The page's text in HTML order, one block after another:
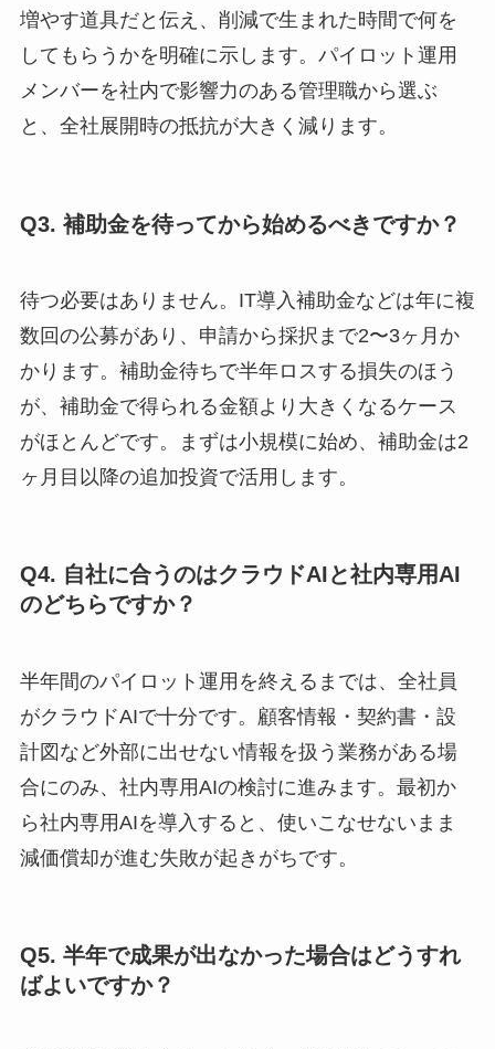
増やす道具だと伝え、削減で生まれた時間で何を
してもらうかを明確に示します。パイロット運用
メンバーを社内で影響力のある管理職から選ぶ
と、全社展開時の抵抗が大きく減ります。
Q3. 補助金を待ってから始めるべきですか？
待つ必要はありません。IT導入補助金などは年に複
数回の公募があり、申請から採択まで2〜3ヶ月か
かります。補助金待ちで半年ロスする損失のほう
が、補助金で得られる金額より大きくなるケース
がほとんどです。まずは小規模に始め、補助金は2
ヶ月目以降の追加投資で活用します。
Q4. 自社に合うのはクラウドAIと社内専用AI
のどちらですか？
半年間のパイロット運用を終えるまでは、全社員
がクラウドAIで十分です。顧客情報・契約書・設
計図など外部に出せない情報を扱う業務がある場
合にのみ、社内専用AIの検討に進みます。最初か
ら社内専用AIを導入すると、使いこなせないまま
減価償却が進む失敗が起きがちです。
Q5. 半年で成果が出なかった場合はどうすれ
ばよいですか？